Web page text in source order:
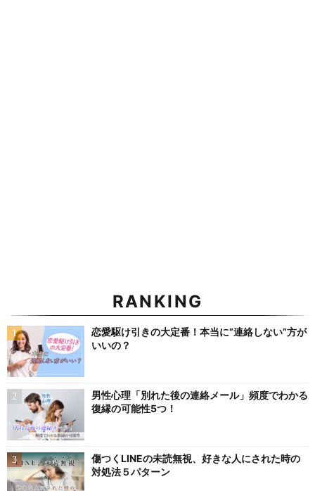
RANKING
恋愛駆け引きの大定番！本当に”連絡しない”方が
いいの？
男性心理「別れた後の連絡メール」頻度でわかる
復縁の可能性5つ！
傷つくLINEの未読無視、好きな人にされた時の
対処法５パターン